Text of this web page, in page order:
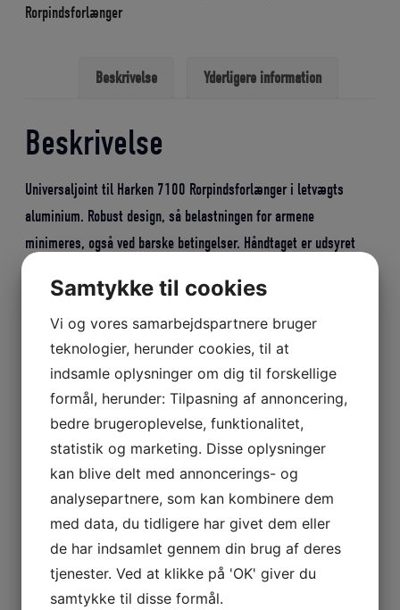
Rorpindsforlænger
Beskrivelse Yderligere information
Beskrivelse
Universaljoint til Harken 7100 Rorpindsforlænger i letvægts
aluminium. Robust design, så belastningen for armene
minimeres, også ved barske betingelser. Håndtaget er udsyret
behøver at gå på kompromis med bådens rytme. Effektiv for
justering af konstant trim, krængning og vægplacering.
Rorpindsforlængeren kan roteres 360 grader i beslaget.
Yderligere information
Vægt 0,3 kg
Samtykke til cookies
Vi og vores samarbejdspartnere bruger
teknologier, herunder cookies, til at
indsamle oplysninger om dig til forskellige
formål, herunder: Tilpasning af annoncering,
bedre brugeroplevelse, funktionalitet,
statistik og marketing. Disse oplysninger
kan blive delt med annoncerings- og
analysepartnere, som kan kombinere dem
med data, du tidligere har givet dem eller
de har indsamlet gennem din brug af deres
tjenester. Ved at klikke på 'OK' giver du
samtykke til disse formål.